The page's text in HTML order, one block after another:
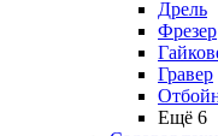
Дрель
Фрезер
Гравер
Ещё 6